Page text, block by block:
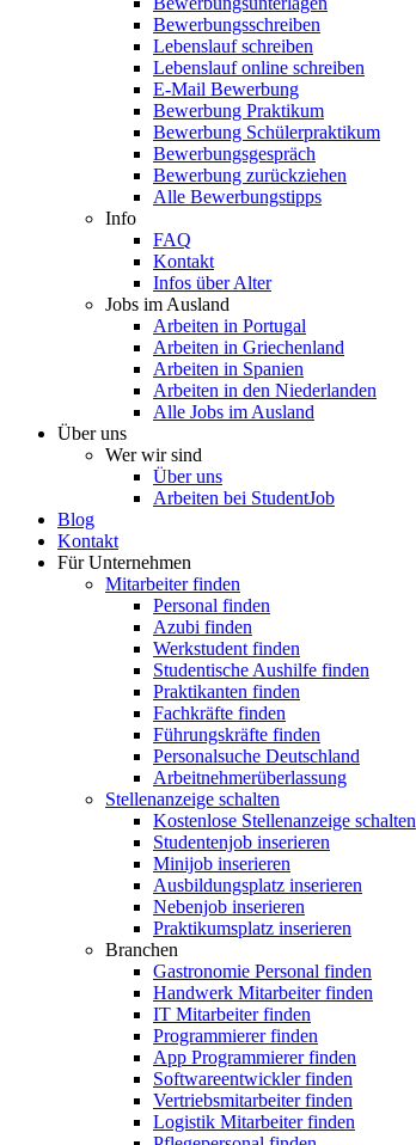
Bewerbungsschreiben
Lebenslauf schreiben
Lebenslauf online schreiben
E-Mail Bewerbung
Bewerbung Praktikum
Bewerbung Schülerpraktikum
Bewerbungsgespräch
Bewerbung zurückziehen
Alle Bewerbungstipps
Info
FAQ
Kontakt
Infos über Alter
Jobs im Ausland
Arbeiten in Portugal
Arbeiten in Griechenland
Arbeiten in Spanien
Arbeiten in den Niederlanden
Alle Jobs im Ausland
Über uns
Wer wir sind
Über uns
Arbeiten bei StudentJob
Blog
Kontakt
Für Unternehmen
Mitarbeiter finden
Personal finden
Azubi finden
Werkstudent finden
Studentische Aushilfe finden
Praktikanten finden
Fachkräfte finden
Führungskräfte finden
Personalsuche Deutschland
Arbeitnehmerüberlassung
Stellenanzeige schalten
Kostenlose Stellenanzeige schalten
Studentenjob inserieren
Minijob inserieren
Ausbildungsplatz inserieren
Nebenjob inserieren
Praktikumsplatz inserieren
Branchen
Gastronomie Personal finden
Handwerk Mitarbeiter finden
IT Mitarbeiter finden
Programmierer finden
App Programmierer finden
Softwareentwickler finden
Vertriebsmitarbeiter finden
Logistik Mitarbeiter finden